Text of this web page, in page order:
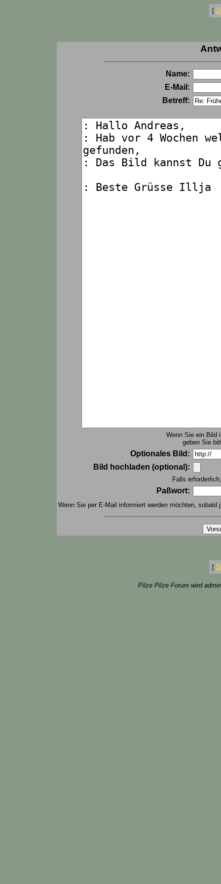
[
Name:
E-Mail:
Betreff:
Wenn Sie ein Bild
geben Sie
Optionales Bild:
Bild hochladen (optional):
Falls
Paßwort:
Wenn Sie per E-Mail informiert werden möchten,
[
Pilze Pilze Forum wird